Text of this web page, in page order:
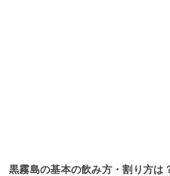
黒霧島の基本の飲み方・割り方は